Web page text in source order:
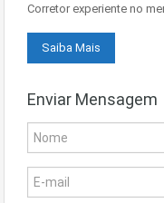
Corretor experiente no
Saiba Mais
Enviar Mensagem